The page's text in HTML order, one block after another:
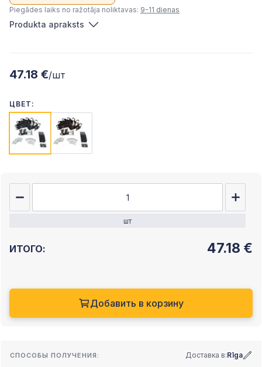
Piegādes laiks no ražotāja noliktavas: 9-11 dienas
Produkta apraksts
47.18 €/шт
ЦВЕТ:
шт
ИТОГО: 47.18 €
Добавить в корзину
СПОСОБЫ ПОЛУЧЕНИЯ: Доставка в:Rīga